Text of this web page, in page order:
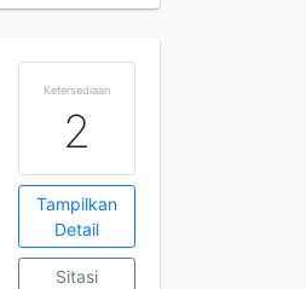
Ketersediaan
2
Tampilkan
Detail
Sitasi